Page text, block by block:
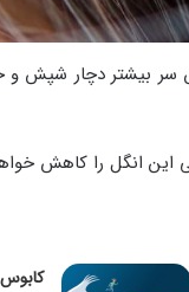
بیشتر دچار شپش
این انگل را کاهش